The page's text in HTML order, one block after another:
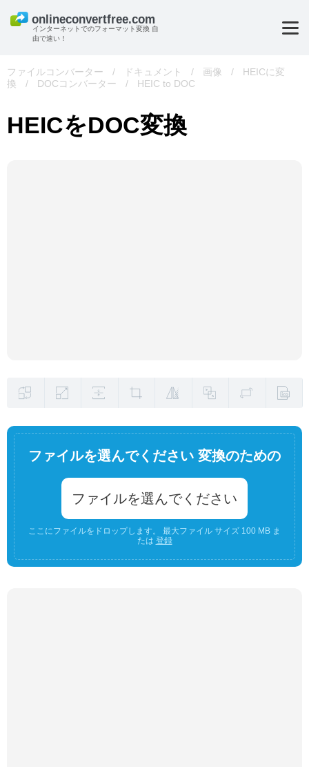
インターネットでのフォーマット変換 自
由で速い！
ファイルコンバーター / ドキュメント / 画像 /
HEICに変
換
/ DOCコンバーター / HEIC to DOC
HEICをDOC変換
ファイルを選んでください 変換のための
ファイルを選んでください
ここにファイルをドロップします。 最大ファイル サイズ 100 MB ま
たは 登録